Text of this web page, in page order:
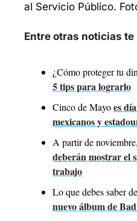
al Servicio Público.
Entre otras noticias
¿Cómo proteger tu
5 tips para lograrlo
Cinco de Mayo es
mexicanos y
deberán mostrar el
trabajo
Lo que debes saber de
nuevo álbum de